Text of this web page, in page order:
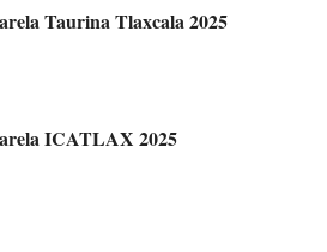
Taurina Tlaxcala 2025
ICATLAX 2025